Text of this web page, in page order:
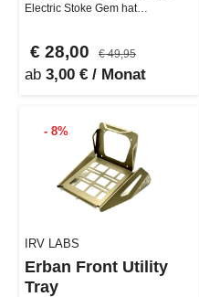
Electric Stoke Gem hat
€ 28,00 € 49,95
ab 3,00 € / Monat
- 8%
IRV LABS
Erban Front Utility
Tray